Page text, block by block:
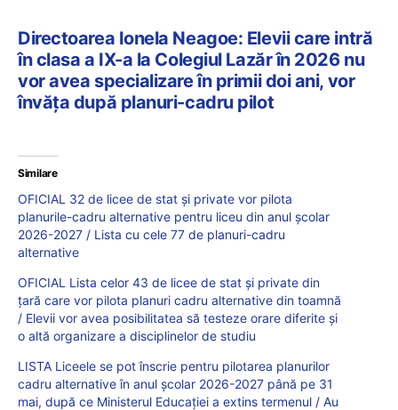
Directoarea Ionela Neagoe: Elevii care intră
în clasa a IX-a la Colegiul Lazăr în 2026 nu
vor avea specializare în primii doi ani, vor
învăța după planuri-cadru pilot
Similare
OFICIAL 32 de licee de stat și private vor pilota
planurile-cadru alternative pentru liceu din anul școlar
2026-2027 / Lista cu cele 77 de planuri-cadru
alternative
OFICIAL Lista celor 43 de licee de stat și private din
țară care vor pilota planuri cadru alternative din toamnă
/ Elevii vor avea posibilitatea să testeze orare diferite și
o altă organizare a disciplinelor de studiu
LISTA Liceele se pot înscrie pentru pilotarea planurilor
cadru alternative în anul școlar 2026-2027 până pe 31
mai, după ce Ministerul Educației a extins termenul / Au